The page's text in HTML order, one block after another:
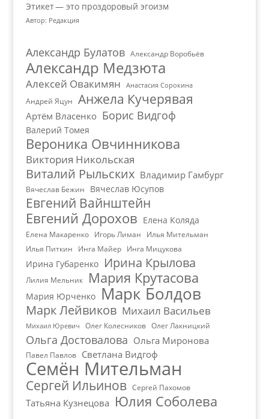
Этикет — это проздоровый эгоизм
Автор: Редакция
Александр Булатов Александр Воробьёв
Александр Медзюта
Алексей Овакимян Анастасия Сорокина
Андрей Яцун Анжела Кучерявая
Артём Власенко Борис Видгоф
Валерий Томея
Вероника Овчинникова
Виктория Никольская
Виталий Рыльских Владимир Гамбург
Вячеслав Бежин Вячеслав Юсупов
Евгений Вайнштейн
Евгений Дорохов Елена Коляда
Елена Макаренко Игорь Лиман
Илья Мительман
Илья Питкин
Инга Майер Инга Мицукова
Ирина Губаренко Ирина Крылова
Лилия Мельник Мария Крутасова
Мария Юрченко Марк Болдов
Марк Лейвиков Михаил Васильев
Михаил Юревич Олег Колесников Олег Лакницкий
Ольга Достовалова Ольга Миронова
Павел Павлов Светлана Видгоф
Семён Мительман
Сергей Ильинов Сергей Пахомов
Татьяна Кузнецова Юлия Соболева